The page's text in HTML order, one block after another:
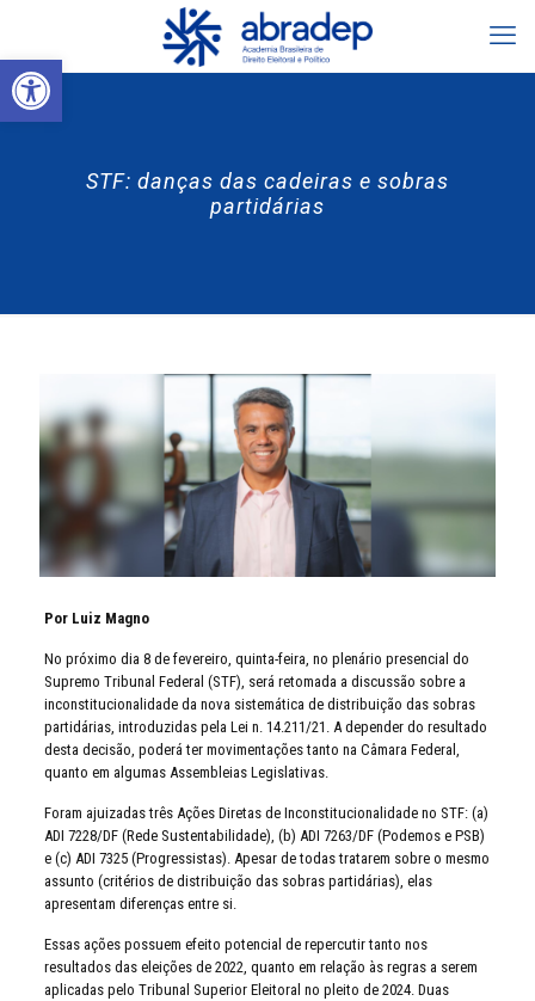
Abrir a barra de ferramentas
STF: danças das cadeiras e sobras
partidárias
Por Luiz Magno
No próximo dia 8 de fevereiro, quinta-feira, no plenário presencial do
Supremo Tribunal Federal (STF), será retomada a discussão sobre a
inconstitucionalidade da nova sistemática de distribuição das sobras
partidárias, introduzidas pela Lei n. 14.211/21. A depender do resultado
desta decisão, poderá ter movimentações tanto na Câmara Federal,
quanto em algumas Assembleias Legislativas.
Foram ajuizadas três Ações Diretas de Inconstitucionalidade no STF: (a)
ADI 7228/DF (Rede Sustentabilidade), (b) ADI 7263/DF (Podemos e PSB)
e (c) ADI 7325 (Progressistas). Apesar de todas tratarem sobre o mesmo
assunto (critérios de distribuição das sobras partidárias), elas
apresentam diferenças entre si.
Essas ações possuem efeito potencial de repercutir tanto nos
resultados das eleições de 2022, quanto em relação às regras a serem
aplicadas pelo Tribunal Superior Eleitoral no pleito de 2024. Duas